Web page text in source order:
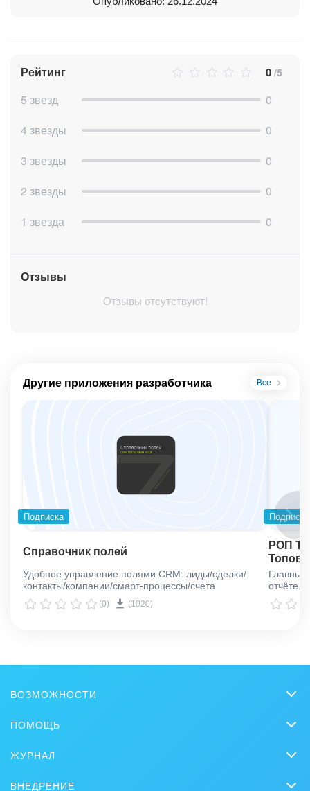
Рейтинг 0 /5
5 звезд
0
4 звезды
0
3 звезды
0
2 звезды
0
1 звезда
0
Отзывы
Отзывы отсутствуют!
Другие приложения разработчика Все
Подписка
Справочник полей
Удобное управление полями CRM: лиды/сделки/
контакты/компании/смарт-процессы/счета
(0) (1020)
Подписка
РОП
отчёте.
ВОЗМОЖНОСТИ
Онлайн-офис
Видеозвонки HD
Задачи и Проекты
ПОМОЩЬ
Вебинары
ЖУРНАЛ
ВНЕДРЕНИЕ